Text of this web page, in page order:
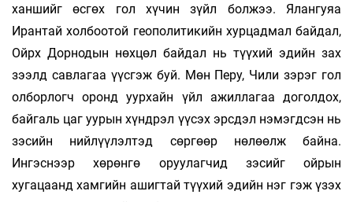
ханшийг өсгөх гол хүчин зүйл болжээ. Ялангуяа
Ирантай холбоотой геополитикийн хурцадмал байдал,
Ойрх Дорнодын нөхцөл байдал нь түүхий эдийн зах
зээлд савлагаа үүсгэж буй. Мөн Перу, Чили зэрэг гол
олборлогч оронд уурхайн үйл ажиллагаа доголдох,
байгаль цаг уурын хүндрэл үүсэх эрсдэл нэмэгдсэн нь
зэсийн нийлүүлэлтэд сөргөөр нөлөөлж байна.
Ингэснээр хөрөнгө оруулагчид зэсийг ойрын
хугацаанд хамгийн ашигтай түүхий эдийн нэг гэж үзэх